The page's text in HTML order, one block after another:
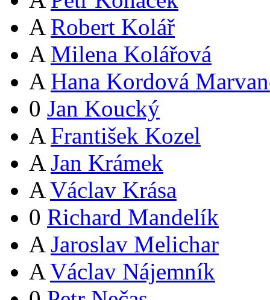
A Robert Kolář
A Milena Kolářová
A Hana Kordová
0 Jan Koucký
A František Kozel
A Jan Krámek
A Václav Krása
0 Richard Mandelík
A Jaroslav Melichar
A Václav Nájemník